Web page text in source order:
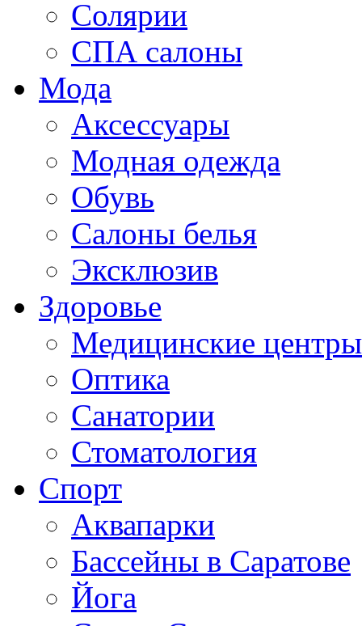
Солярии
СПА салоны
Мода
Аксессуары
Модная одежда
Обувь
Салоны белья
Эксклюзив
Здоровье
Медицинские центры
Оптика
Санатории
Стоматология
Спорт
Аквапарки
Бассейны в Саратове
Йога